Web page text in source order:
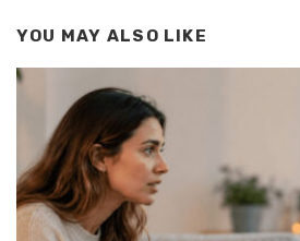
YOU MAY ALSO LIKE